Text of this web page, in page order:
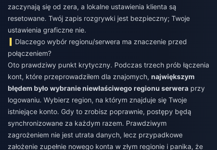
zaczynają się od zera, a lokalne ustawienia klienta są
resetowane. Twój zapis rozgrywki jest bezpieczny; Twoje
ustawienia graficzne nie.
Dlaczego wybór regionu/serwera ma znaczenie przed
połączeniem?
Oto prawdziwy punkt krytyczny. Podczas trzech prób łączenia
kont, które przeprowadziłem dla znajomych, największym
błędem było wybranie niewłaściwego regionu serwera przy
logowaniu. Wybierz region, na którym znajduje się Twoje
istniejące konto. Gdy to zrobisz poprawnie, postępy będą
synchronizowane za każdym razem. Prawdziwym
zagrożeniem nie jest utrata danych, lecz przypadkowe
założenie zupełnie nowego konta w złym regionie i panika, że